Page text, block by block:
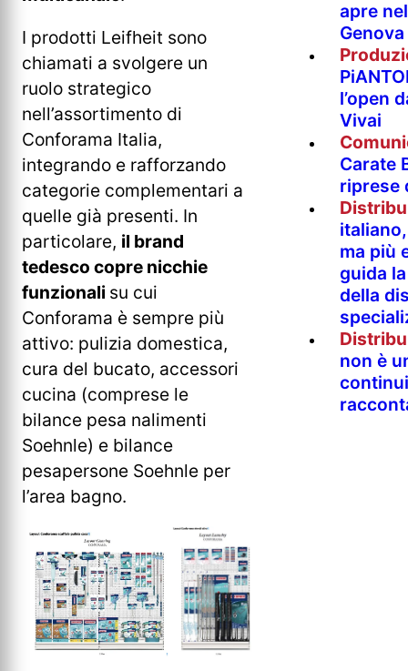
I prodotti Leifheit sono
chiamati a svolgere un
ruolo strategico
nell’assortimento di
Conforama Italia,
integrando e rafforzando
categorie complementari a
quelle già presenti. In
particolare, il brand
tedesco copre nicchie
funzionali su cui
Conforama è sempre più
attivo: pulizia domestica,
cura del bucato, accessori
cucina (comprese le
bilance pesa nalimenti
Soehnle) e bilance
pesapersone Soehnle per
l’area bagno.
apre
Genova
l’open
Vivai
Carate
riprese
ma più
guida
della
non è